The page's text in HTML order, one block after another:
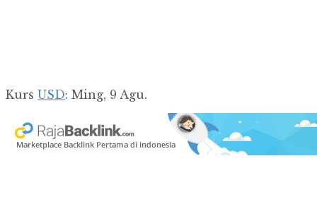
Kurs USD: Ming, 9 Agu.